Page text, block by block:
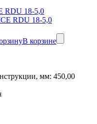
RDU 18-5,0
В корзине
мм: 450,00